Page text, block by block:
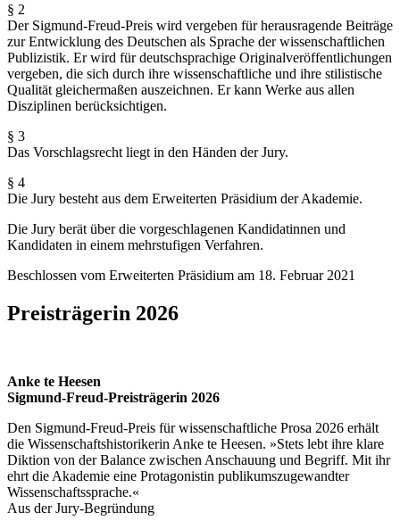
§ 2
Der Sigmund-Freud-Preis wird vergeben für herausragende Beiträge
zur Entwicklung des Deutschen als Sprache der wissenschaftlichen
Publizistik. Er wird für deutschsprachige Originalveröffentlichungen
vergeben, die sich durch ihre wissenschaftliche und ihre stilistische
Qualität gleichermaßen auszeichnen. Er kann Werke aus allen
Disziplinen berücksichtigen.
§ 3
Das Vorschlagsrecht liegt in den Händen der Jury.
§ 4
Die Jury besteht aus dem Erweiterten Präsidium der Akademie.
Die Jury berät über die vorgeschlagenen Kandidatinnen und
Kandidaten in einem mehrstufigen Verfahren.
Beschlossen vom Erweiterten Präsidium am 18. Februar 2021
Preisträgerin 2026
Anke te Heesen
Sigmund-Freud-Preisträgerin 2026
Den Sigmund-Freud-Preis für wissenschaftliche Prosa 2026 erhält
die Wissenschaftshistorikerin Anke te Heesen. »Stets lebt ihre klare
Diktion von der Balance zwischen Anschauung und Begriff. Mit ihr
ehrt die Akademie eine Protagonistin publikums­zugewandter
Wissenschaftssprache.«
Aus der Jury-Begründung